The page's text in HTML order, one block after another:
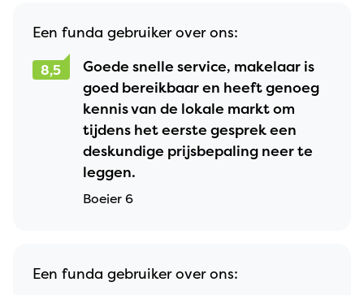
Een funda gebruiker over ons:
8,5
Goede snelle service, makelaar is
goed bereikbaar en heeft genoeg
kennis van de lokale markt om
tijdens het eerste gesprek een
deskundige prijsbepaling neer te
leggen.
Boeier 6
Een funda gebruiker over ons: